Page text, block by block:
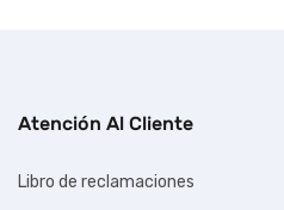
Atención Al Cliente
Libro de reclamaciones